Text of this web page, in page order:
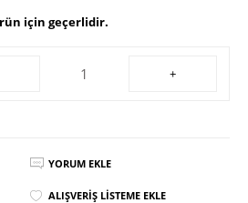
için geçerlidir.
+
YORUM EKLE
ALIŞVERIŞ LISTEME EKLE